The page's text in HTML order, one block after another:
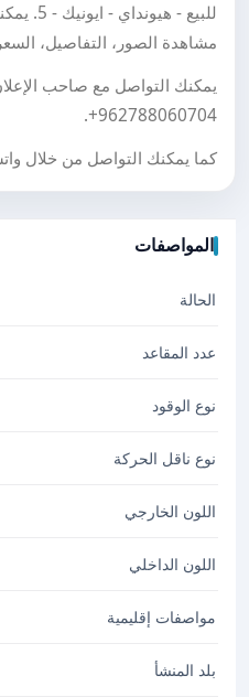
للبيع -
مشاهدة الصور، التفاصيل،
يمكنك التواصل مع صاحب
+962788060704
.
كما يمكنك التواصل من خلال
المواصفات
الحالة
عدد المقاعد
نوع الوقود
نوع ناقل الحركة
اللون الخارجي
اللون الداخلي
مواصفات إقليمية
بلد المنشأ